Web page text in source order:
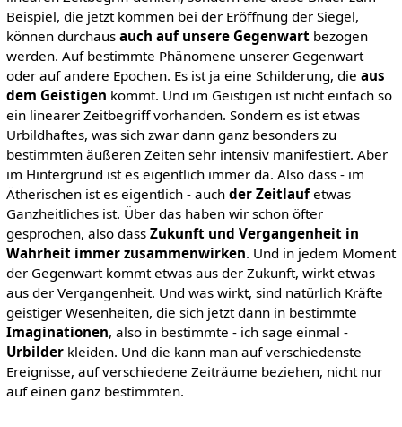
Beispiel, die jetzt kommen bei der Eröffnung der Siegel,
können durchaus auch auf unsere Gegenwartbezogen
werden. Auf bestimmte Phänomene unserer Gegenwart
oder auf andere Epochen. Es ist ja eine Schilderung, die aus
dem Geistigen kommt. Und im Geistigen ist nicht einfach so
ein linearer Zeitbegriff vorhanden. Sondern es ist etwas
Urbildhaftes, was sich zwar dann ganz besonders zu
bestimmten äußeren Zeiten sehr intensiv manifestiert. Aber
im Hintergrund ist es eigentlich immer da. Also dass - im
Ätherischen ist es eigentlich - auch der Zeitlaufetwas
Ganzheitliches ist. Über das haben wir schon öfter
gesprochen, also dass Zukunft und Vergangenheit in
Wahrheit immer zusammenwirken. Und in jedem Moment
der Gegenwart kommt etwas aus der Zukunft, wirkt etwas
aus der Vergangenheit. Und was wirkt, sind natürlich Kräfte
geistiger Wesenheiten, die sich jetzt dann in bestimmte
Imaginationen, also in bestimmte - ich sage einmal -
Urbilderkleiden. Und die kann man auf verschiedenste
Ereignisse, auf verschiedene Zeiträume beziehen, nicht nur
auf einen ganz bestimmten.